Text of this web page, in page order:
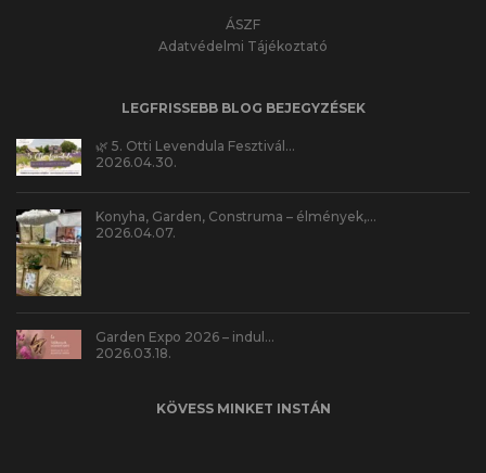
ÁSZF
Adatvédelmi Tájékoztató
LEGFRISSEBB BLOG BEJEGYZÉSEK
🌿 5. Otti Levendula Fesztivál…
2026.04.30.
Konyha, Garden, Construma – élmények,…
2026.04.07.
Garden Expo 2026 – indul…
2026.03.18.
KÖVESS MINKET INSTÁN